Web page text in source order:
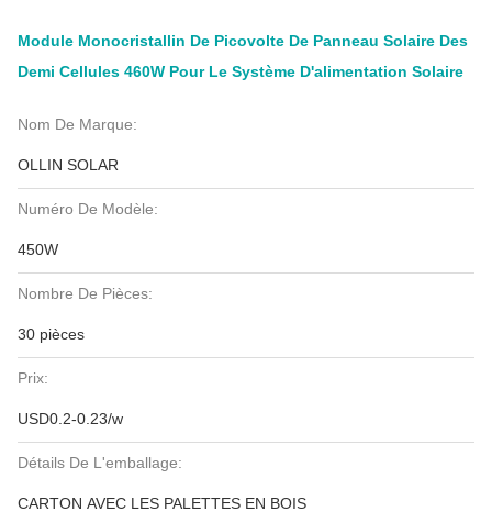
Module Monocristallin De Picovolte De Panneau Solaire Des
Demi Cellules 460W Pour Le Système D'alimentation Solaire
Nom De Marque:
OLLIN SOLAR
Numéro De Modèle:
450W
Nombre De Pièces:
30 pièces
Prix:
USD0.2-0.23/w
Détails De L'emballage:
CARTON AVEC LES PALETTES EN BOIS